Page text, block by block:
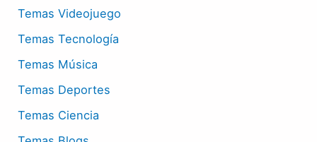
Temas Videojuego
Temas Tecnología
Temas Música
Temas Deportes
Temas Ciencia